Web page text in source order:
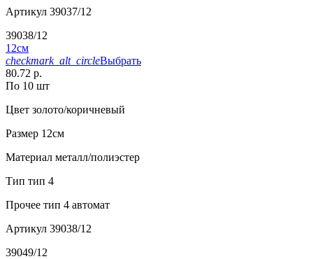
Артикул 39037/12
39038/12
12см
checkmark_alt_circleВыбрать
80.72 р.
По 10 шт
Цвет золото/коричневый
Размер 12см
Материал металл/полиэстер
Тип тип 4
Прочее тип 4 автомат
Артикул 39038/12
39049/12